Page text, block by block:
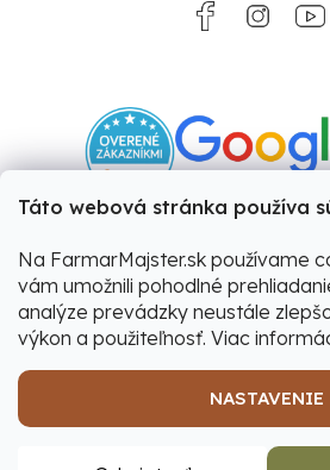
Táto webová stránka používa
Na FarmarMajster.sk používame
vám umožnili pohodlné
analýze prevádzky neustále
výkon a použiteľnosť. Viac
NASTAVENIE
Upravil